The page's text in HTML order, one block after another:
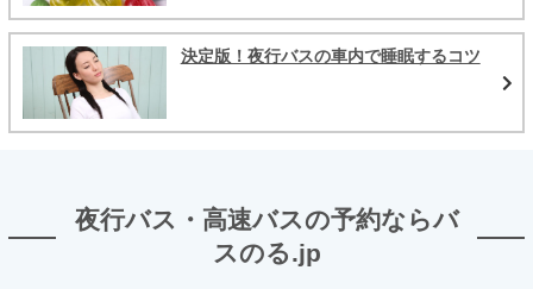
決定版！夜行バスの車内で睡眠するコツ
夜行バス・高速バスの予約ならバ
スのる.jp